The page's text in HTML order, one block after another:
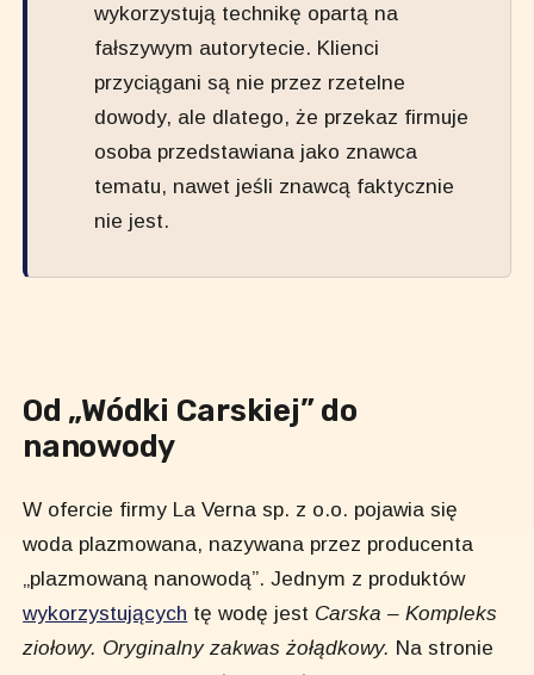
wykorzystują technikę opartą na
fałszywym autorytecie. Klienci
przyciągani są nie przez rzetelne
dowody, ale dlatego, że przekaz firmuje
osoba przedstawiana jako znawca
tematu, nawet jeśli znawcą faktycznie
nie jest.
Od „Wódki Carskiej” do
nanowody
W ofercie firmy La Verna sp. z o.o. pojawia się
woda plazmowana, nazywana przez producenta
„plazmowaną nanowodą”. Jednym z produktów
wykorzystujących tę wodę jest Carska – Kompleks
ziołowy. Oryginalny zakwas żołądkowy. Na stronie